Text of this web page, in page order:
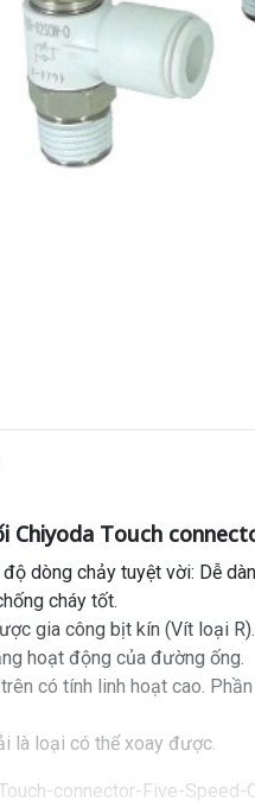
Chiyoda Touch
dòng chảy tuyệt vời: Dễ
cháy tốt.
gia công bịt kín (Vít loại
hoạt động của đường ống.
có tính linh hoạt cao.
là loại có thể xoay được.